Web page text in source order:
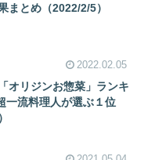
まとめ（2022/2/5）
2022.02.05
オリジンお惣菜」ランキ
一流料理人が選ぶ１位